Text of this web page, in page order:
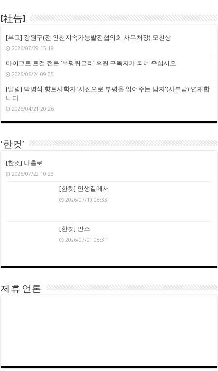
[社告]
[부고] 강원구(전 인천지속가능발전협의회 사무처장) 모친상
2026/07/29 15:18
마이크로 로컬 전문 ‘부평위클리’ 후원 구독자가 되어 주십시오
2026/06/24 09:05
[알림] 박명식 향토사학자 ‘사진으로 부평을 읽어주는 남자'(사부남) 연재합
니다
2026/04/21 20:26
‘한컷’
[한컷] 나홀로
2026/07/22 10:23
[한컷] 인생길에서
2026/07/10 08:33
[한컷] 만조
2026/07/01 08:31
제휴 언론